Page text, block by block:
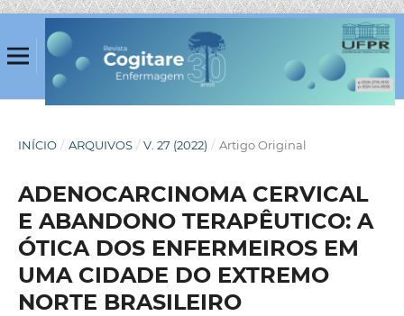
INÍCIO / ARQUIVOS / V. 27 (2022) / Artigo Original
ADENOCARCINOMA CERVICAL
E ABANDONO TERAPÊUTICO: A
ÓTICA DOS ENFERMEIROS EM
UMA CIDADE DO EXTREMO
NORTE BRASILEIRO